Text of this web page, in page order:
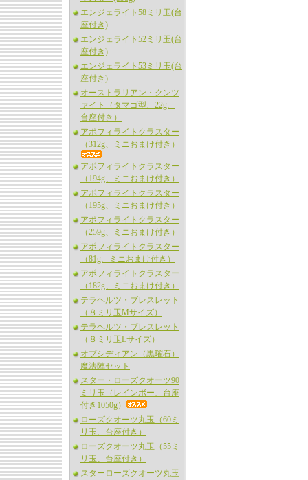
エンジェライト58ミリ玉(台
座付き)
エンジェライト52ミリ玉(台
座付き)
エンジェライト53ミリ玉(台
座付き)
オーストラリアン・クンツ
ァイト（タマゴ型、22g、
台座付き）
アポフィライトクラスター
（312g、ミニおまけ付き）
アポフィライトクラスター
（194g、ミニおまけ付き）
アポフィライトクラスター
（195g、ミニおまけ付き）
アポフィライトクラスター
（259g、ミニおまけ付き）
アポフィライトクラスター
（81g、ミニおまけ付き）
アポフィライトクラスター
（182g、ミニおまけ付き）
テラヘルツ・ブレスレット
（８ミリ玉Mサイズ）
テラヘルツ・ブレスレット
（８ミリ玉Lサイズ）
オブシディアン（黒曜石）
魔法陣セット
スター・ローズクオーツ90
ミリ玉（レインボー、台座
付き1050g）
ローズクオーツ丸玉（60ミ
リ玉、台座付き）
ローズクオーツ丸玉（55ミ
リ玉、台座付き）
スターローズクオーツ丸玉